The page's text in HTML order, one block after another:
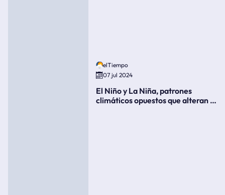
elTiempo
07 jul 2024
El Niño y La Niña, patrones
climáticos opuestos que alteran la